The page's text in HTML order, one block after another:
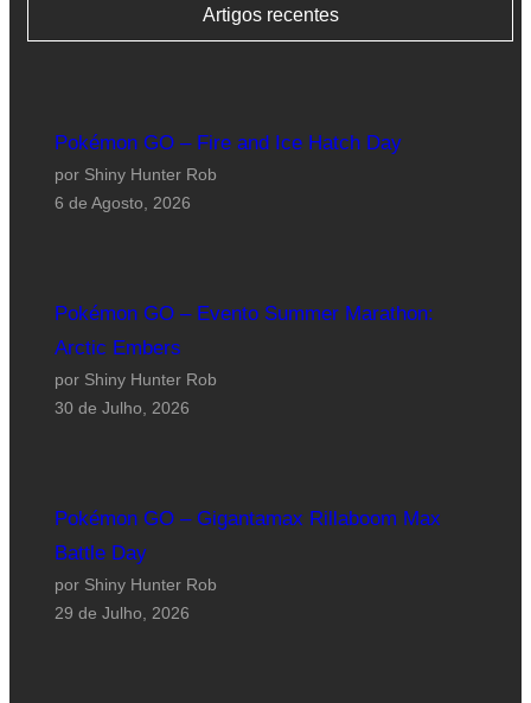
Artigos recentes
Pokémon GO – Fire and Ice Hatch Day
por Shiny Hunter Rob
6 de Agosto, 2026
Pokémon GO – Evento Summer Marathon:
Arctic Embers
por Shiny Hunter Rob
30 de Julho, 2026
Pokémon GO – Gigantamax Rillaboom Max
Battle Day
por Shiny Hunter Rob
29 de Julho, 2026